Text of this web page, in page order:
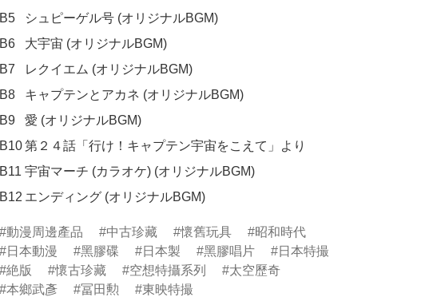
B5	シュピーゲル号 (オリジナルBGM)
B6	大宇宙 (オリジナルBGM)
B7	レクイエム (オリジナルBGM)
B8	キャプテンとアカネ (オリジナルBGM)
B9	愛 (オリジナルBGM)
B10	第２４話「行け！キャプテン宇宙をこえて」より
B11	宇宙マーチ (カラオケ) (オリジナルBGM)
B12	エンディング (オリジナルBGM)
動漫周邊產品 中古珍藏 懷舊玩具
昭和時代
日本動漫
黑膠碟 日本製 黑膠唱片
日本特撮
絶版
懷古珍藏 空想特攝系列
太空歷奇
本鄉武彥
冨田勲 東映特撮